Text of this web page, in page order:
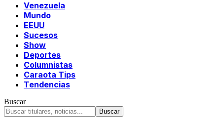
Venezuela
Mundo
EEUU
Sucesos
Show
Deportes
Columnistas
Caraota Tips
Tendencias
Buscar